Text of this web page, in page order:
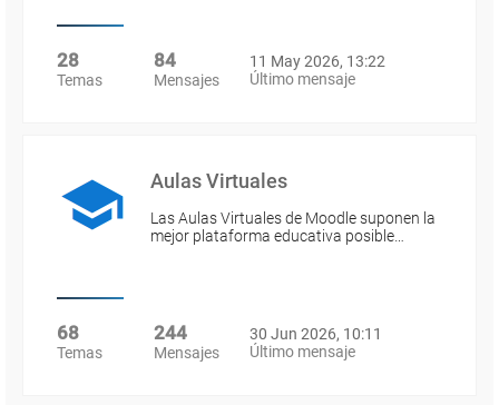
28
Temas
84
Mensajes
11 May 2026, 13:22
Último mensaje
Aulas Virtuales
Las Aulas Virtuales de Moodle suponen la
mejor plataforma educativa posible…
68
Temas
244
Mensajes
30 Jun 2026, 10:11
Último mensaje